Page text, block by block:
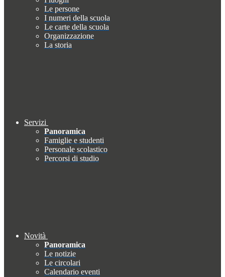
Le persone
I numeri della scuola
Le carte della scuola
Organizzazione
La storia
Servizi
Panoramica
Famiglie e studenti
Personale scolastico
Percorsi di studio
Novità
Panoramica
Le notizie
Le circolari
Calendario eventi